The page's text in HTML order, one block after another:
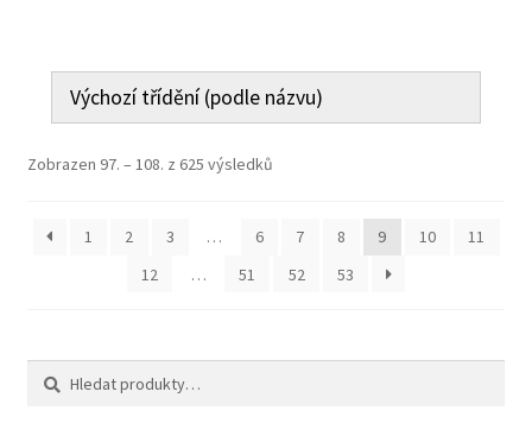
Zobrazen 97. – 108. z 625 výsledků
1 2 3 … 6 7 8 9 10
11
12
… 51 52 53
Hledat:
Hledat